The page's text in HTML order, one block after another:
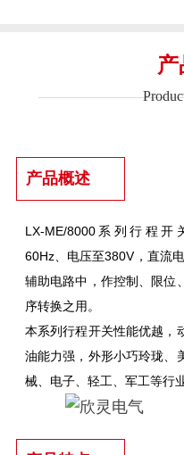
产品概述
LX-ME/8000系列行程
60Hz、电压至380V，直流
辅助电路中，作控制、限位
序转换之用。
本系列行程开关性能优越，
油能力强，外形小巧玲珑、
械、电子、轻工、军工等行业